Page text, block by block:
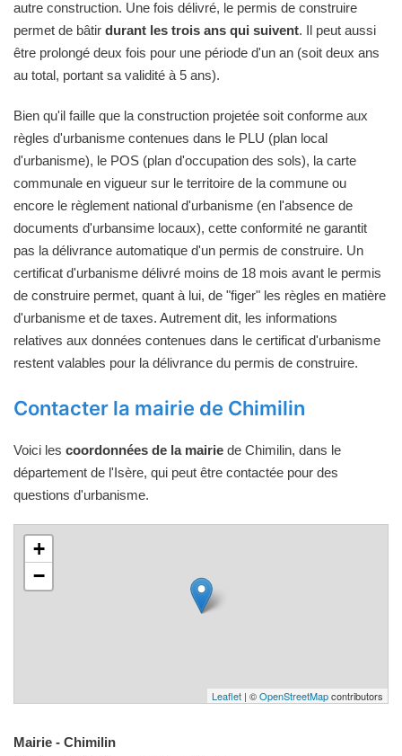
autre construction. Une fois délivré, le permis de construire
permet de bâtir durant les trois ans qui suivent. Il peut aussi
être prolongé deux fois pour une période d'un an (soit deux ans
au total, portant sa validité à 5 ans).
Bien qu'il faille que la construction projetée soit conforme aux
règles d'urbanisme contenues dans le PLU (plan local
d'urbanisme), le POS (plan d'occupation des sols), la carte
communale en vigueur sur le territoire de la commune ou
encore le règlement national d'urbanisme (en l'absence de
documents d'urbansime locaux), cette conformité ne garantit
pas la délivrance automatique d'un permis de construire. Un
certificat d'urbanisme délivré moins de 18 mois avant le permis
de construire permet, quant à lui, de "figer" les règles en matière
d'urbanisme et de taxes. Autrement dit, les informations
relatives aux données contenues dans le certificat d'urbanisme
restent valables pour la délivrance du permis de construire.
Contacter la mairie de Chimilin
Voici les coordonnées de la mairie de Chimilin, dans le
département de l'Isère, qui peut être contactée pour des
questions d'urbanisme.
+
−
Leaflet | ©OpenStreetMapcontributors
Mairie - Chimilin